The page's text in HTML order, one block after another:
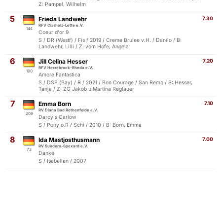
Z: Pampel, Wilhelm
5
144
7.30
Frieda Landwehr
RFV Clarholz-Lette e.V.
Coeur d'or 9
S / DR (Westf) / Fis / 2019 / Creme Brulee v.H. / Danilo / B:
Landwehr, Lilli / Z: vom Hofe, Angela
6
190
7.20
Jill Celina Hesser
RFV Herzebrock-Rheda e.V.
Amore Fantastica
S / DSP (Bay) / R / 2021 / Bon Courage / San Remo / B: Hesser,
Tanja / Z: ZG Jakob u.Martina Reglauer
7
209
7.10
Emma Born
RV Diana Bad Rothenfelde e.V.
Darcy's Carlow
S / Pony o.R / Schi / 2010 / B: Born, Emma
8
73
7.00
Ida Mastjosthusmann
RV Sundern-Spexard e.V.
Danke
S / Isabellen / 2007